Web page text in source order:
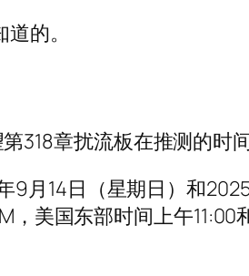
的。
318章扰流板在推测的时
月14日（星期日）和
美国东部时间上午